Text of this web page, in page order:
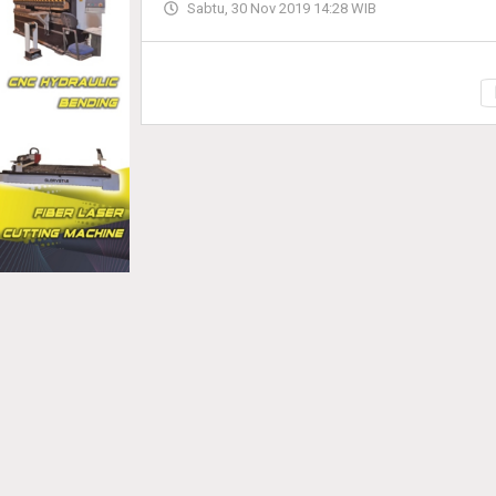
Sabtu, 30 Nov 2019 14:28 WIB